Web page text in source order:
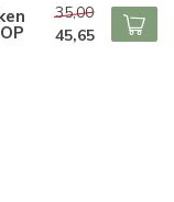
35,00
45,65